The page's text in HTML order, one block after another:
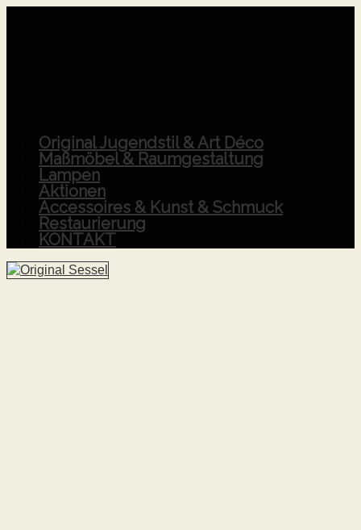
Original Jugendstil & Art Déco
Maßmöbel & Raumgestaltung
Lampen
Aktionen
Accessoires & Kunst & Schmuck
Restaurierung
KONTAKT